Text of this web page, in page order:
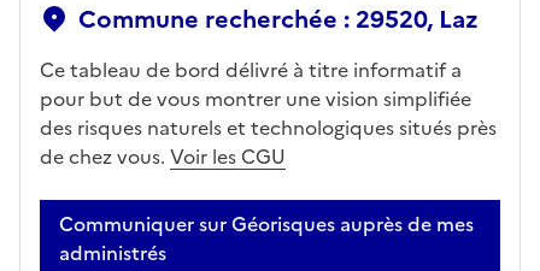
Commune recherchée : 29520, Laz
Ce tableau de bord délivré à titre informatif a
pour but de vous montrer une vision simplifiée
des risques naturels et technologiques situés près
de chez vous. Voir les CGU
Communiquer sur Géorisques auprès de mes
administrés